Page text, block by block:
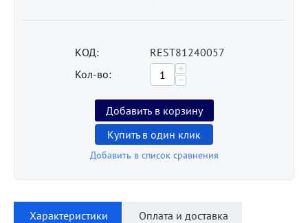
КОД:
REST81240057
Кол-во:
+
−
Добавить в корзину
Купить в один клик
Добавить в список сравнения
Характеристики Оплата и доставка